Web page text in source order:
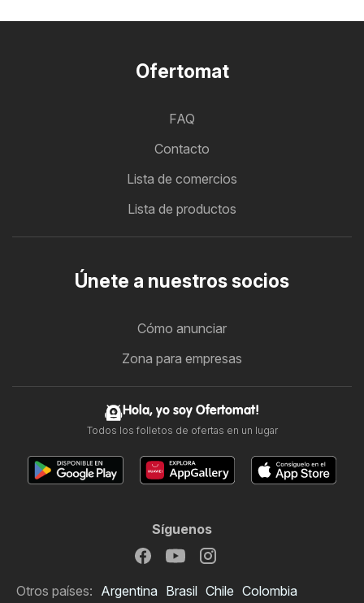
Ofertomat
FAQ
Contacto
Lista de comercios
Lista de productos
Únete a nuestros socios
Cómo anunciar
Zona para empresas
Hola, yo soy Ofertomat!
Todos los folletos de ofertas en un lugar
Síguenos
Otros países: Argentina Brasil Chile Colombia